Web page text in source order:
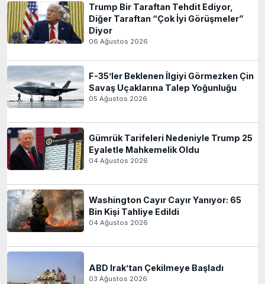
Trump Bir Taraftan Tehdit Ediyor,
Diğer Taraftan “Çok İyi Görüşmeler”
Diyor
06 Ağustos 2026
F-35’ler Beklenen İlgiyi Görmezken Çin
Savaş Uçaklarına Talep Yoğunluğu
05 Ağustos 2026
Gümrük Tarifeleri Nedeniyle Trump 25
Eyaletle Mahkemelik Oldu
04 Ağustos 2026
Washington Cayır Cayır Yanıyor: 65
Bin Kişi Tahliye Edildi
04 Ağustos 2026
ABD Irak’tan Çekilmeye Başladı
03 Ağustos 2026